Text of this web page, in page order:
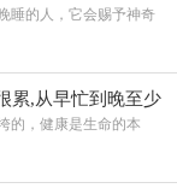
睡的人，它会赐予神奇
累,从早忙到晚至少
的，健康是生命的本